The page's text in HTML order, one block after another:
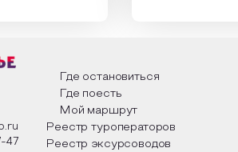
новый год в
какие
на удачу и
схожи и
Кто такой
он пришел, как
уголках
елочные
Твардовского и
каждой строчке
восхищение
яркому времени
Где остановиться
Где поесть
Мой маршрут
47
Реестр туроператоров
Реестр эксурсоводов